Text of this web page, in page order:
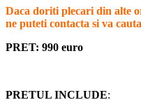
Daca doriti plecari din alte
ne puteti contacta si va
PRET: 990 euro
PRETUL INCLUDE: